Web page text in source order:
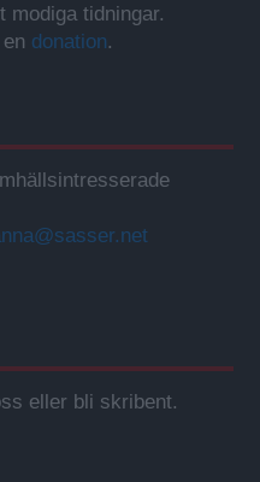
modiga tidningar.
donation.
eller bli skribent.